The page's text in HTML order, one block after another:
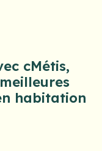
cMétis,
habitation